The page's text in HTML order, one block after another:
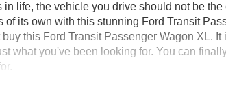
life, the vehicle you drive should not be
of its own with this stunning Ford Transit
this Ford Transit Passenger Wagon XL.
what you've been looking for. You can